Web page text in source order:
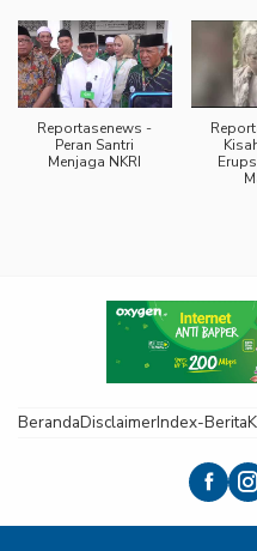
Reportasenews -
Peran Santri
Menjaga NKRI
BerandaDisclaimerIndex-Berita